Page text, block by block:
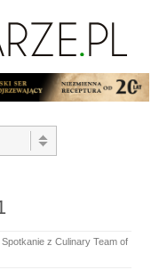
Spotkanie z Culinary Team of